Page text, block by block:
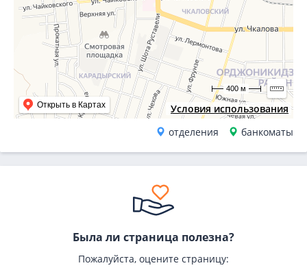
Условия использования
Открыть в Картах
400 м
отделения банкоматы
Была ли страница полезна?
Пожалуйста, оцените страницу: